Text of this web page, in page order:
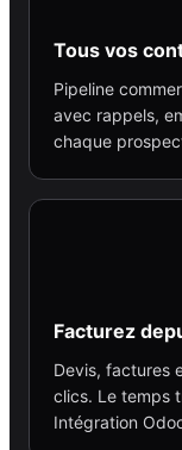
Tous vos
Pipeline
avec rappels,
chaque
Facturez
Devis, factures
clics. Le temps
Intégration